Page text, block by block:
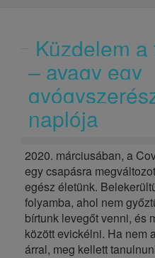
Küzdelem
– avagy egy
naplója
2020. márciusában, a
egy csapásra
egész életünk.
folyamba, ahol nem
bírtunk levegőt venni, és
között evickélni. Ha nem
árral, meg kellett